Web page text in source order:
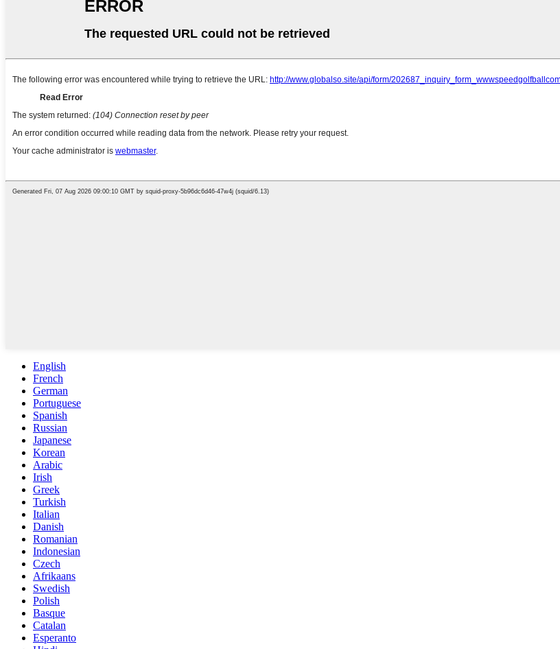
English
French
German
Portuguese
Spanish
Russian
Japanese
Korean
Arabic
Irish
Greek
Turkish
Italian
Danish
Romanian
Indonesian
Czech
Afrikaans
Swedish
Polish
Basque
Catalan
Esperanto